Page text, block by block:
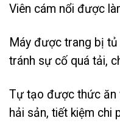
Viên cám nổi được
Máy được trang bị
tránh sự cố quá tải,
Tự tạo được thức ăn
hải sản, tiết kiệm chi